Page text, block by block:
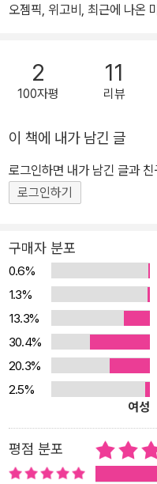
오젬픽, 위고비, 최근에 나온
심치 않게 볼 수 있다. 당뇨를
에 건강에 문제가 없을 것이
호르몬 조절제가 과연 아무
까지 유효할까? 신간 『음식은
자 신진대사 전문가인 앤드루
이 책에서 말하길, 이 기적의
등장했을 때만큼 그렇게 기적
식의 관계는 제대로 된 인식과
너무 원론적인 이야기처럼 느
과 음식에 대한 과학 이야기
서도 적용할 수 있는 흥미로
수 있는 방법을 궁금해 하는
책을 충실하면서도 친절하게 설명하고 있다. 영
국 독자들에게도 스테디셀러
‘식욕 과학 전문가’로 불리
명이 넘는 환자들을 돌보며
‘몸의 과학’을 집중적으로 탐
몸을 바꾸는가』에서는 음식
2
100자평
11
리뷰
이 책에 내가 남긴 글
로그인하면 내가 남긴 글과
로그인하기
구매자 분포
0.6%
1.3%
13.3%
30.4%
20.3%
2.5%
여성
평점 분포